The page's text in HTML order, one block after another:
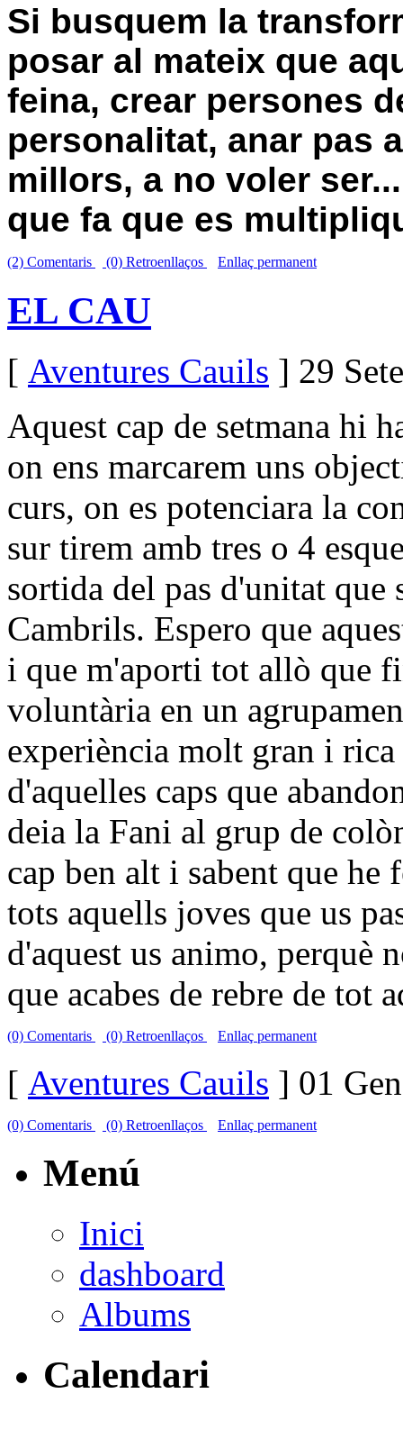
Si busquem la
posar al mateix que
feina, crear persones
personalitat, anar pas
millors, a no voler
que fa que es
(2) Comentaris (0) Retroenllaços Enllaç permanent
EL CAU
[ Aventures Cauils ] 29
Aquest cap de setmana hi
on ens marcarem uns
curs, on es potenciara la
sur tirem amb tres o 4
sortida del pas d'unitat que
Cambrils. Espero que
i que m'aporti tot allò que
voluntària en un
experiència molt gran i
d'aquelles caps que
deia la Fani al grup de
cap ben alt i sabent que he
tots aquells joves que us
d'aquest us animo, perquè
que acabes de rebre de tot
(0) Comentaris (0) Retroenllaços Enllaç permanent
[ Aventures Cauils ] 01
(0) Comentaris (0) Retroenllaços Enllaç permanent
Menú
Inici
dashboard
Albums
Calendari